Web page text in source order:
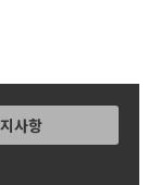
사항